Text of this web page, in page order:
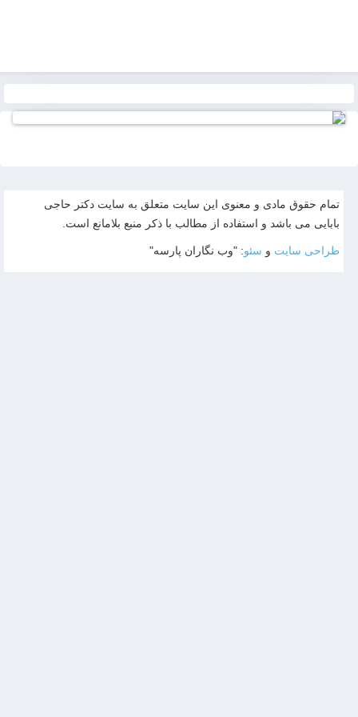
تمام حقوق مادی و معنوی این سایت متعلق به سایت دکتر حاجی
بابایی می باشد و استفاده از مطالب با ذکر منبع بلامانع است.
طراحی سایت و سئو: "وب نگاران پارسه"